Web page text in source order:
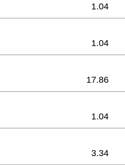
1.04
1.04
17.86
1.04
3.34